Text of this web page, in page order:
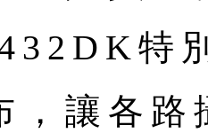
特
，讓各